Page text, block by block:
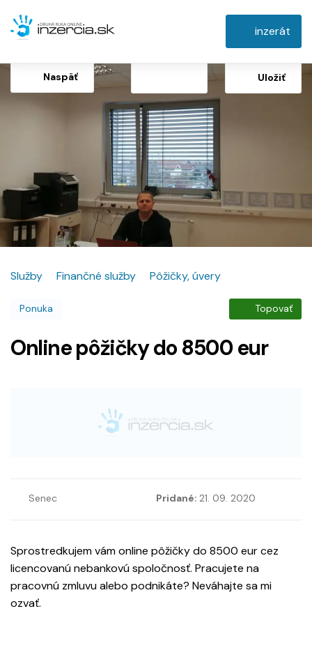
inzerát
Naspäť Uložiť
Služby Finančné služby Pôžičky, úvery
Ponuka Topovať
Online pôžičky do 8500 eur
Senec Pridané: 21. 09. 2020
Sprostredkujem vám online pôžičky do 8500 eur cez
licencovanú nebankovú spoločnosť. Pracujete na
pracovnú zmluvu alebo podnikáte? Neváhajte sa mi
ozvať.